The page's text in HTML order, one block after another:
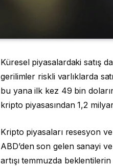
Küresel piyasalardaki satış
gerilimler riskli varlıklarda
bu yana ilk kez 49 bin
kripto piyasasından 1,2
Kripto piyasaları resesyon ve
ABD’den son gelen sanayi
artışı temmuzda beklentilerin